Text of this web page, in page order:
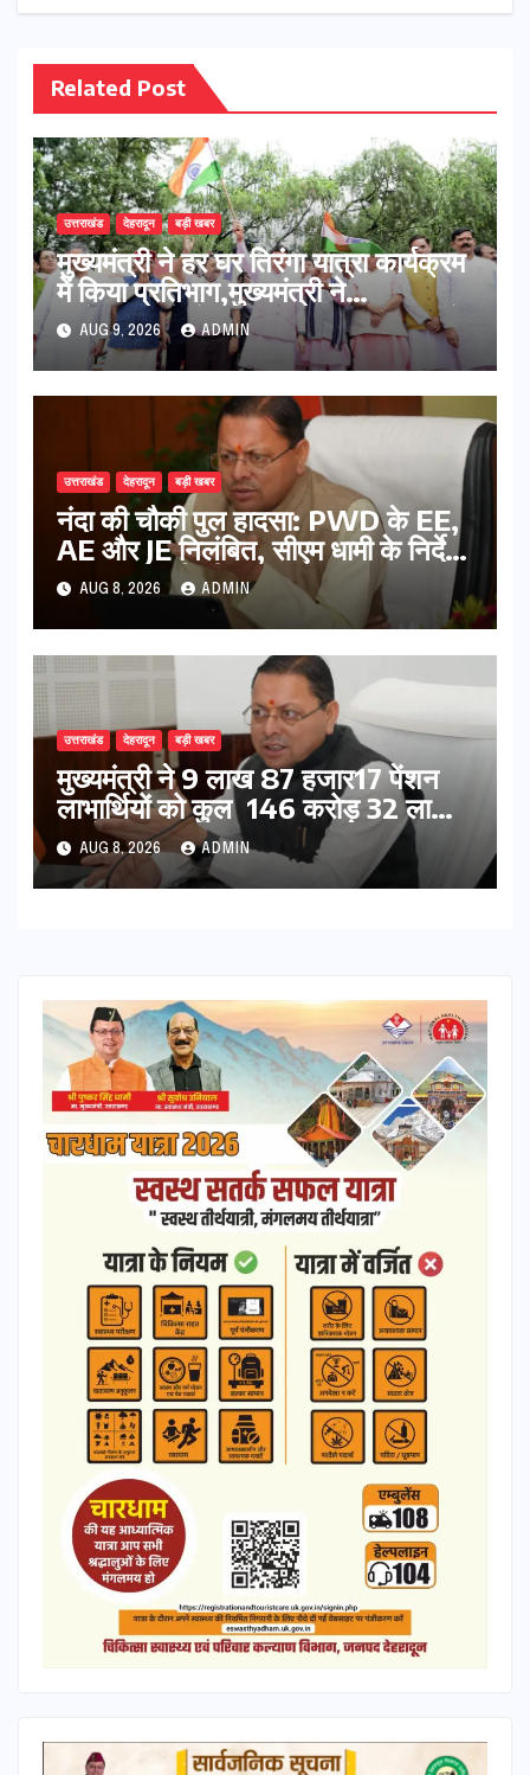
Related Post
उत्तराखंड देहरादून बड़ी खबर
मुख्यमंत्री ने हर घर तिरंगा यात्रा कार्यक्रम
में किया प्रतिभाग,मुख्यमंत्री ने
प्रदेशवासियों से स्वतंत्रता दिवस पर अपने
घरों में तिरंगा फहराने का किया आवाह्न
AUG 9, 2026 ADMIN
उत्तराखंड देहरादून बड़ी खबर
नंदा की चौकी पुल हादसा: PWD के EE,
AE और JE निलंबित, सीएम धामी के निर्देश
पर सख्त कार्रवाई
AUG 8, 2026 ADMIN
उत्तराखंड देहरादून बड़ी खबर
मुख्यमंत्री ने 9 लाख 87 हजार17 पेंशन
लाभार्थियों को कुल 146 करोड़ 32 लाख
की पेंशन राशि का किया भुगतान
AUG 8, 2026 ADMIN